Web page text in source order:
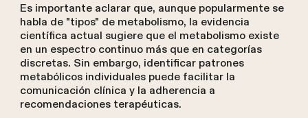
Es importante aclarar que, aunque popularmente se
habla de "tipos" de metabolismo, la evidencia
científica actual sugiere que el metabolismo existe
en un espectro continuo más que en categorías
discretas. Sin embargo, identificar patrones
metabólicos individuales puede facilitar la
comunicación clínica y la adherencia a
recomendaciones terapéuticas.